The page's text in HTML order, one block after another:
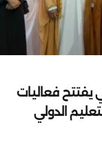
يفتتح فعاليات
الدولي